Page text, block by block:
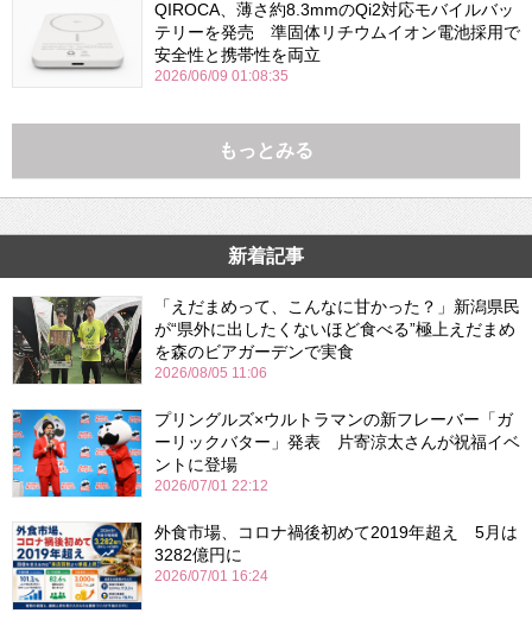
QIROCA、薄さ約8.3mmのQi2対応モバイルバッ
テリーを発売 準固体リチウムイオン電池採用で
安全性と携帯性を両立
2026/06/09 01:08:35
もっとみる
新着記事
「えだまめって、こんなに甘かった？」新潟県民
が“県外に出したくないほど食べる”極上えだまめ
を森のビアガーデンで実食
2026/08/05 11:06
プリングルズ×ウルトラマンの新フレーバー「ガ
ーリックバター」発表 片寄涼太さんが祝福イベ
ントに登場
2026/07/01 22:12
外食市場、コロナ禍後初めて2019年超え 5月は
3282億円に
2026/07/01 16:24